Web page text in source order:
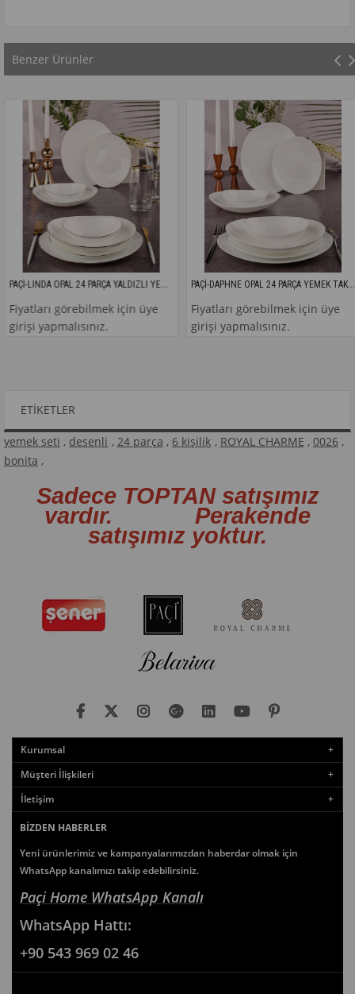
Benzer Ürünler
PAÇİ-LINDA OPAL 24 PARÇA YALDIZLI YEMEK TAKIMI
görebilmek için üye
yapmalısınız.
PAÇİ-DAPHNE OPAL 24 PARÇA YEMEK TAKIMI
Fiyatları görebilmek için üye
girişi yapmalısınız.
ETIKETLER
yemek seti , desenli , 24 parça , 6 kişilik , ROYAL CHARME , 0026 ,
bonita ,
Sadece TOPTAN satışımız
vardır. Perakende
satışımız yoktur.
Kurumsal
Müşteri İlişkileri
İletişim
BIZDEN HABERLER
Yeni ürünlerimiz ve kampanyalarımızdan haberdar olmak için
WhatsApp kanalımızı takip edebilirsiniz.
Paçi Home WhatsApp Kanalı
WhatsApp Hattı:
+90 543 969 02 46